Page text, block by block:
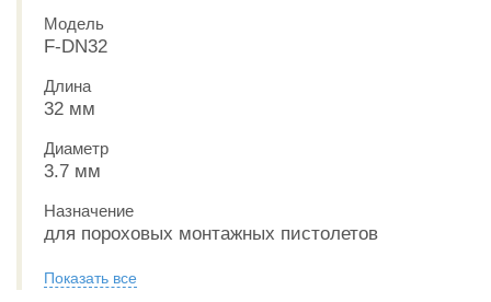
Модель
F-DN32
Длина
32 мм
Диаметр
3.7 мм
Назначение
для пороховых монтажных пистолетов
Показать все